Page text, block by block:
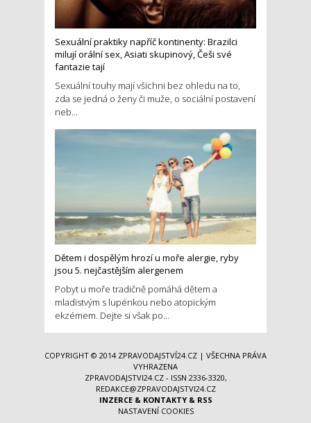
Sexuální praktiky napříč kontinenty: Brazilci
milují orální sex, Asiati skupinový, Češi své
fantazie tají
Sexuální touhy mají všichni bez ohledu na to,
zda se jedná o ženy či muže, o sociální postavení
neb...
Dětem i dospělým hrozí u moře alergie, ryby
jsou 5. nejčastějším alergenem
Pobyt u moře tradičně pomáhá dětem a
mladistvým s lupénkou nebo atopickým
ekzémem. Dejte si však po...
COPYRIGHT © 2014 ZPRAVODAJSTVÍ24.CZ | VŠECHNA PRÁVA
VYHRAZENA
ZPRAVODAJSTVI24.CZ - ISSN 2336-3320,
REDAKCE@ZPRAVODAJSTVI24.CZ
INZERCE& KONTAKTY& RSS
NASTAVENÍ COOKIES